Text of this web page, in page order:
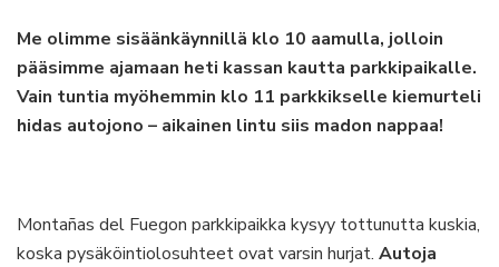
Me olimme sisäänkäynnillä klo 10 aamulla, jolloin
pääsimme ajamaan heti kassan kautta parkkipaikalle.
Vain tuntia myöhemmin klo 11 parkkikselle kiemurteli
hidas autojono – aikainen lintu siis madon nappaa!
Montañas del Fuegon parkkipaikka kysyy tottunutta kuskia,
koska pysäköintiolosuhteet ovat varsin hurjat. Autoja